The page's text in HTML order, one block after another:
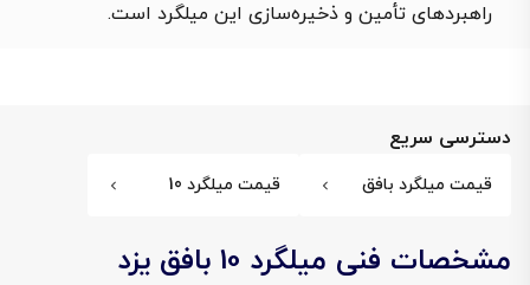
راهبردهای تأمین و ذخیره‌سازی این میلگرد است.
دسترسی سریع
قیمت میلگرد بافق قیمت میلگرد 10
مشخصات فنی میلگرد 10 بافق یزد